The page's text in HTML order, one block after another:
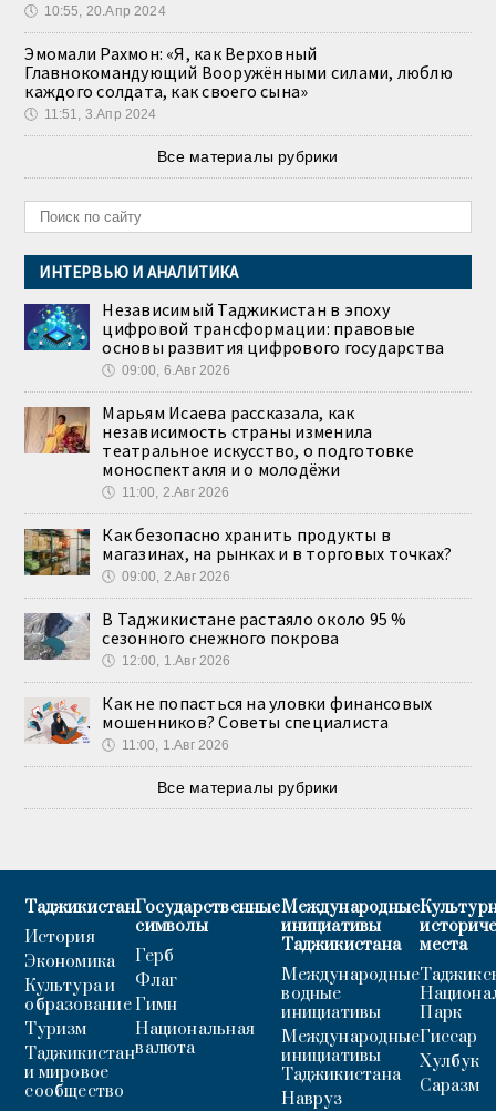
🕔 10:55, 20.Апр 2024
Эмомали Рахмон: «Я, как Верховный
Главнокомандующий Вооружёнными силами, люблю
каждого солдата, как своего сына»
🕔 11:51, 3.Апр 2024
Все материалы рубрики
ИНТЕРВЬЮ И АНАЛИТИКА
Независимый Таджикистан в эпоху
цифровой трансформации: правовые
основы развития цифрового государства
🕔 09:00, 6.Авг 2026
Марьям Исаева рассказала, как
независимость страны изменила
театральное искусство, о подготовке
моноспектакля и о молодёжи
🕔 11:00, 2.Авг 2026
Как безопасно хранить продукты в
магазинах, на рынках и в торговых точках?
🕔 09:00, 2.Авг 2026
В Таджикистане растаяло около 95 %
сезонного снежного покрова
🕔 12:00, 1.Авг 2026
Как не попасться на уловки финансовых
мошенников? Советы специалиста
🕔 11:00, 1.Авг 2026
Все материалы рубрики
Таджикистан
История
Экономика
Культура и
образование
Туризм
Таджикистан
и мировое
сообщество
Государственные
символы
Герб
Флаг
Гимн
Национальная
валюта
Международные
инициативы
Таджикистана
Международные
водные
инициативы
Международные
инициативы
Таджикистана
Навруз
места
Парк
Гиссар
Хулбук
Саразм